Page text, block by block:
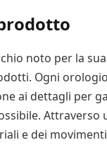
noto per la
Ogni
ai dettagli per
Attraverso
e dei